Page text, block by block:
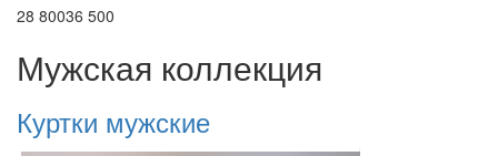
28 80036 500
Мужская коллекция
Куртки мужские